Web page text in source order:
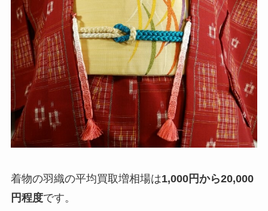
着物の羽織の平均買取増相場は1,000円から20,000
円程度です。